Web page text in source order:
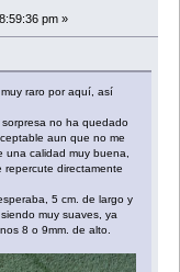
pm »
raro por aquí, así
no ha quedado
aun que no me
calidad muy buena,
directamente
5 cm. de largo y
muy suaves, ya
8 o 9mm. de alto.